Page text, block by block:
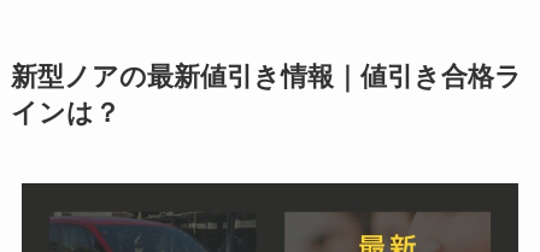
新型ノアの最新値引き情報｜値引き合格ラ
インは？